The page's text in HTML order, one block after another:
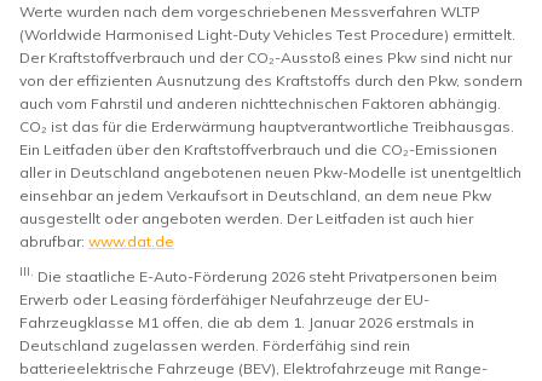
Werte wurden nach dem vorgeschriebenen Messverfahren WLTP
(Worldwide Harmonised Light-Duty Vehicles Test Procedure) ermittelt.
Der Kraftstoffverbrauch und der CO₂-Ausstoß eines Pkw sind nicht nur
von der effizienten Ausnutzung des Kraftstoffs durch den Pkw, sondern
auch vom Fahrstil und anderen nichttechnischen Faktoren abhängig.
CO₂ ist das für die Erderwärmung hauptverantwortliche Treibhausgas.
Ein Leitfaden über den Kraftstoffverbrauch und die CO₂-Emissionen
aller in Deutschland angebotenen neuen Pkw-Modelle ist unentgeltlich
einsehbar an jedem Verkaufsort in Deutschland, an dem neue Pkw
ausgestellt oder angeboten werden. Der Leitfaden ist auch hier
abrufbar: www.dat.de
III. Die staatliche E-Auto-Förderung 2026 steht Privatpersonen beim
Erwerb oder Leasing förderfähiger Neufahrzeuge der EU-
Fahrzeugklasse M1 offen, die ab dem 1. Januar 2026 erstmals in
Deutschland zugelassen werden. Förderfähig sind rein
batterieelektrische Fahrzeuge (BEV), Elektrofahrzeuge mit Range-